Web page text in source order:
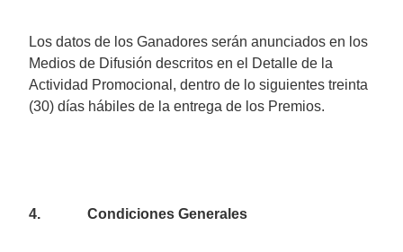
Los datos de los Ganadores serán anunciados en los
Medios de Difusión descritos en el Detalle de la
Actividad Promocional, dentro de lo siguientes treinta
(30) días hábiles de la entrega de los Premios.
4. Condiciones Generales